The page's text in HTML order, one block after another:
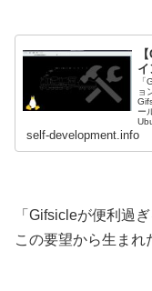
ョ
ー
self-development.info
「Gifsicleが便利過
この要望から生まれ